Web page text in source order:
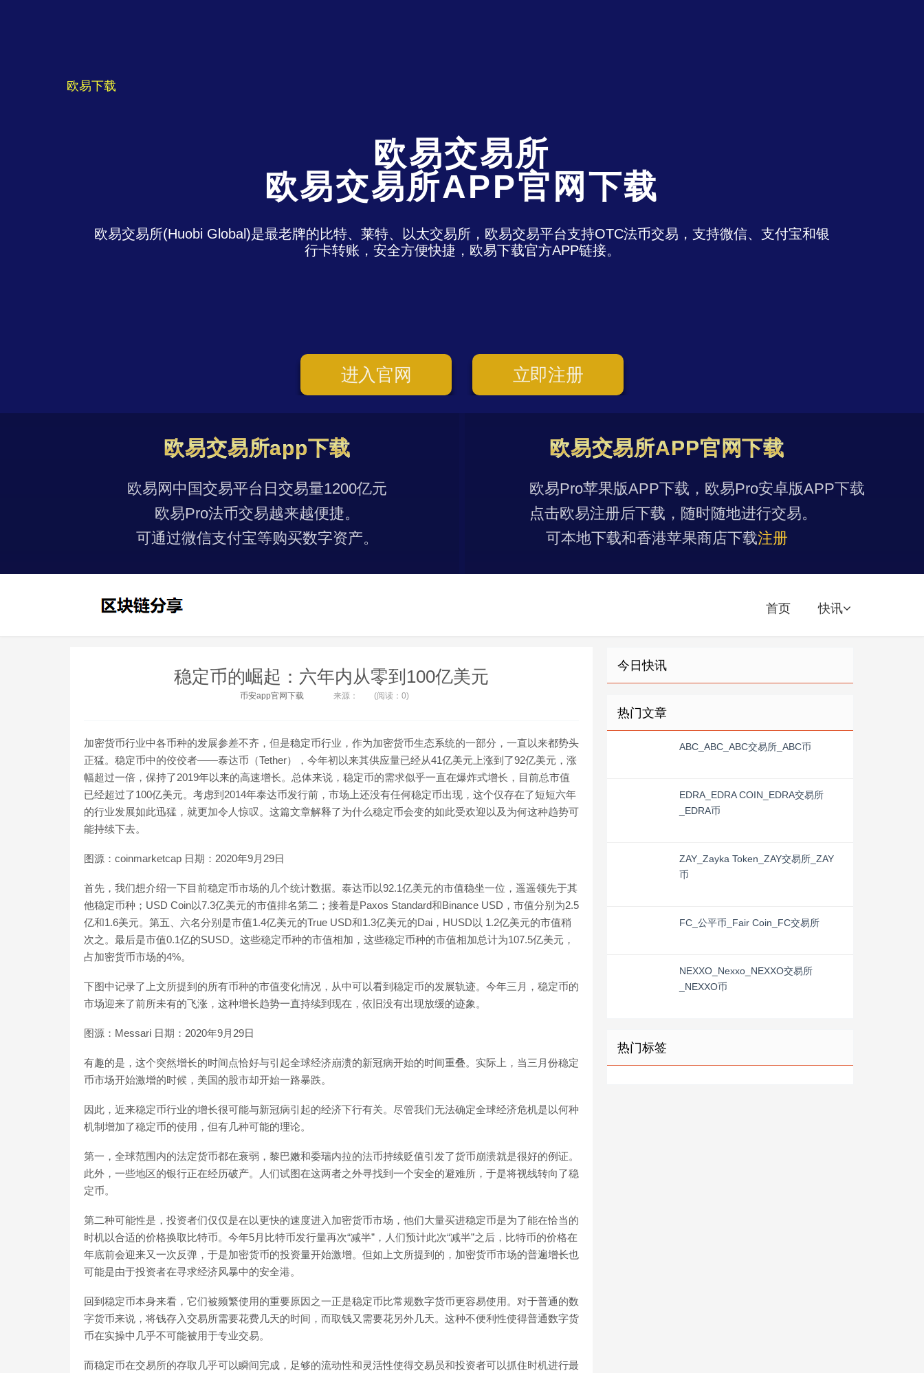
欧易下载
欧易交易所
欧易交易所APP官网下载
欧易交易所(Huobi Global)是最老牌的比特、莱特、以太交易所，欧易交易平台支持OTC法币交易，支持微信、支付宝和银
行卡转账，安全方便快捷，欧易下载官方APP链接。
进入官网 立即注册
欧易交易所app下载
欧易网中国交易平台日交易量1200亿元
欧易Pro法币交易越来越便捷。
可通过微信支付宝等购买数字资产。
欧易交易所APP官网下载
欧易Pro苹果版APP下载，欧易Pro安卓版APP下载
点击欧易注册后下载，随时随地进行交易。
可本地下载和香港苹果商店下载注册
首页 快讯
稳定币的崛起：六年内从零到100亿美元
币安app官网下载 来源： (阅读：0)
加密货币行业中各币种的发展参差不齐，但是稳定币行业，作为加密货币生态系统的一部分，一直以来都势头
正猛。稳定币中的佼佼者——泰达币（Tether），今年初以来其供应量已经从41亿美元上涨到了92亿美元，涨
幅超过一倍，保持了2019年以来的高速增长。总体来说，稳定币的需求似乎一直在爆炸式增长，目前总市值
已经超过了100亿美元。考虑到2014年泰达币发行前，市场上还没有任何稳定币出现，这个仅存在了短短六年
的行业发展如此迅猛，就更加令人惊叹。这篇文章解释了为什么稳定币会变的如此受欢迎以及为何这种趋势可
能持续下去。
图源：coinmarketcap 日期：2020年9月29日
首先，我们想介绍一下目前稳定币市场的几个统计数据。泰达币以92.1亿美元的市值稳坐一位，遥遥领先于其
他稳定币种；USD Coin以7.3亿美元的市值排名第二；接着是Paxos Standard和Binance USD，市值分别为2.5
亿和1.6美元。第五、六名分别是市值1.4亿美元的True USD和1.3亿美元的Dai，HUSD以 1.2亿美元的市值稍
次之。最后是市值0.1亿的SUSD。这些稳定币种的市值相加，这些稳定币种的市值相加总计为107.5亿美元，
占加密货币市场的4%。
下图中记录了上文所提到的所有币种的市值变化情况，从中可以看到稳定币的发展轨迹。今年三月，稳定币的
市场迎来了前所未有的飞涨，这种增长趋势一直持续到现在，依旧没有出现放缓的迹象。
图源：Messari 日期：2020年9月29日
有趣的是，这个突然增长的时间点恰好与引起全球经济崩溃的新冠病开始的时间重叠。实际上，当三月份稳定
币市场开始激增的时候，美国的股市却开始一路暴跌。
因此，近来稳定币行业的增长很可能与新冠病引起的经济下行有关。尽管我们无法确定全球经济危机是以何种
机制增加了稳定币的使用，但有几种可能的理论。
第一，全球范围内的法定货币都在衰弱，黎巴嫩和委瑞内拉的法币持续贬值引发了货币崩溃就是很好的例证。
此外，一些地区的银行正在经历破产。人们试图在这两者之外寻找到一个安全的避难所，于是将视线转向了稳
定币。
第二种可能性是，投资者们仅仅是在以更快的速度进入加密货币市场，他们大量买进稳定币是为了能在恰当的
时机以合适的价格换取比特币。今年5月比特币发行量再次“减半”，人们预计此次“减半”之后，比特币的价格在
年底前会迎来又一次反弹，于是加密货币的投资量开始激增。但如上文所提到的，加密货币市场的普遍增长也
可能是由于投资者在寻求经济风暴中的安全港。
回到稳定币本身来看，它们被频繁使用的重要原因之一正是稳定币比常规数字货币更容易使用。对于普通的数
字货币来说，将钱存入交易所需要花费几天的时间，而取钱又需要花另外几天。这种不便利性使得普通数字货
币在实操中几乎不可能被用于专业交易。
而稳定币在交易所的存取几乎可以瞬间完成，足够的流动性和灵活性使得交易员和投资者可以抓住时机进行最
今日快讯
热门文章
ABC_ABC_ABC交易所_ABC币
EDRA_EDRA COIN_EDRA交易所
_EDRA币
ZAY_Zayka Token_ZAY交易所_ZAY
币
FC_公平币_Fair Coin_FC交易所
NEXXO_Nexxo_NEXXO交易所
_NEXXO币
热门标签